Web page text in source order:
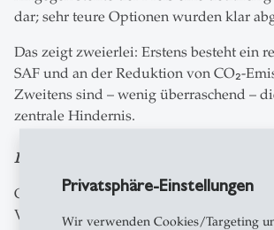
Privatsphäre-Einstellungen
Wir verwenden Cookies/Targeting
dar; sehr teure Optionen wurden klar
Das zeigt zweierlei: Erstens besteht ein
SAF und an der Reduktion von CO₂-
Zweitens sind – wenig überraschend –
zentrale Hindernis.
Ist die Nutzung von SAF realistisch?
Grundsätzlich ja, allerdings unter
Voraussetzungen: